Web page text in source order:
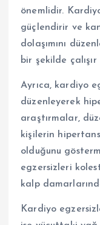
önemlidir.
güçlendirir ve
dolaşımını
bir şekilde
Ayrıca, kardiyo
düzenleyerek
araştırmalar,
kişilerin
olduğunu
egzersizleri
kalp
Kardiyo